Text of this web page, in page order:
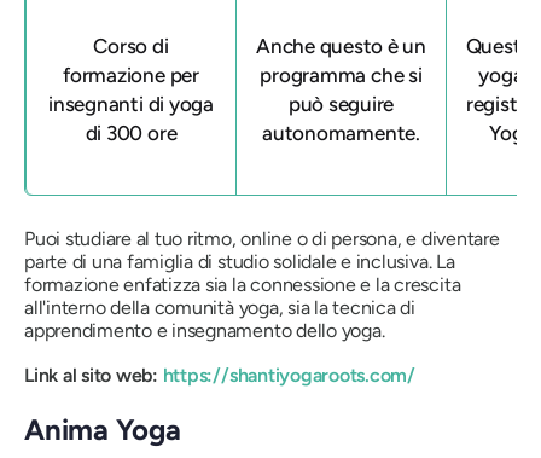
Corso di
formazione per
insegnanti di yoga
di 300 ore
Anche questo è un
programma che si
può seguire
autonomamente.
Questa
yoga
Yoga
Puoi studiare al tuo ritmo, online o di persona, e diventare
parte di una famiglia di studio solidale e inclusiva. La
formazione enfatizza sia la connessione e la crescita
all'interno della comunità yoga, sia la tecnica di
apprendimento e insegnamento dello yoga.
Link al sito web: https://shantiyogaroots.com/
Anima Yoga